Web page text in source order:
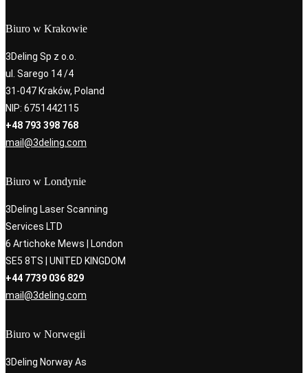
Biuro w Krakowie
3Deling Sp z o.o.
ul. Sarego 14 /4
31-047 Kraków, Poland
NIP: 6751442115
+48 793 398 768
mail@3deling.com
Biuro w Londynie
3Deling Laser Scanning
Services LTD
6 Artichoke Mews | London
SE5 8TS | UNITED KINGDOM
+44 7739 036 829
mail@3deling.com
Biuro w Norwegii
3Deling Norway As